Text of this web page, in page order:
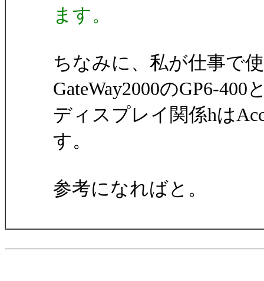
ます。
ちなみに、私が仕事で
GateWay2000のGP6-
ディスプレイ関係hは
す。
参考になればと。